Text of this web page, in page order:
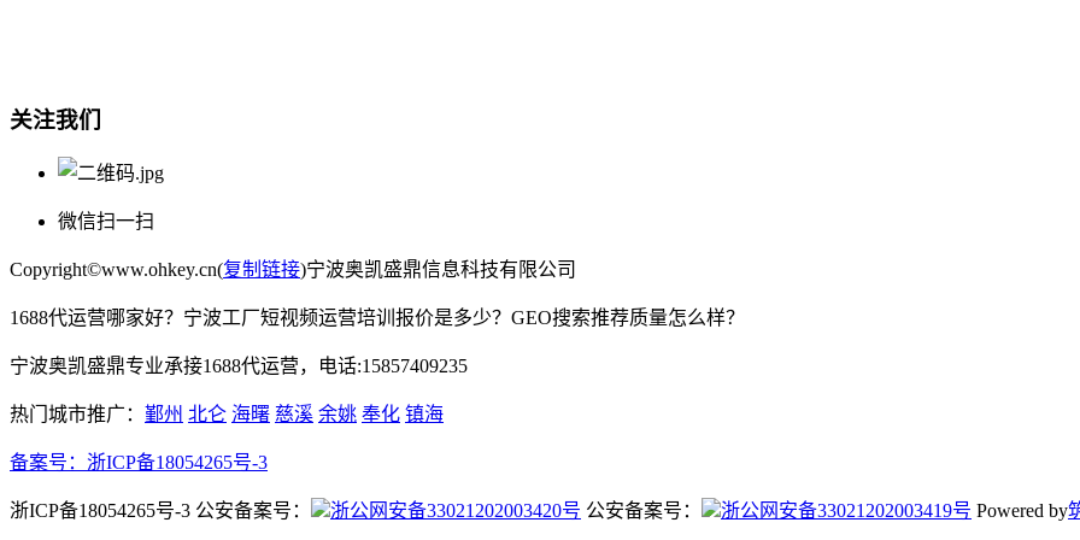
关注我们
微信扫一扫
Copyright©www.ohkey.cn(复制链接)宁波奥凯盛鼎信息科技有限公司
1688代运营哪家好？宁波工厂短视频运营培训报价是多少？GEO搜索推荐质量怎么样？
宁波奥凯盛鼎专业承接1688代运营，电话:15857409235
热门城市推广： 鄞州 北仑 海曙 慈溪 余姚 奉化 镇海
备案号： 浙ICP备18054265号-3
浙ICP备18054265号-3 公安备案号： 浙公网安备33021202003420号 公安备案号： 浙公网安备33021202003419号 Powered by